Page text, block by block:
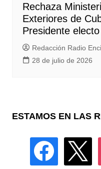
Rechaza
Exteriores de
Presidente
Redacción Radio
28 de julio de 2026
ESTAMOS EN LAS
facebook